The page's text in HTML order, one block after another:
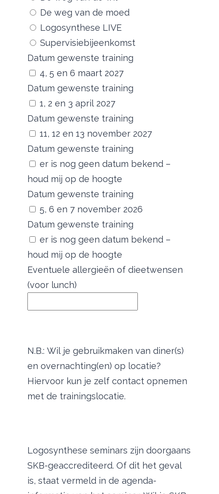
De weg van de moed
Logosynthese LIVE
Supervisiebijeenkomst
Datum gewenste training
4, 5 en 6 maart 2027
Datum gewenste training
1, 2 en 3 april 2027
Datum gewenste training
11, 12 en 13 november 2027
Datum gewenste training
er is nog geen datum bekend –
houd mij op de hoogte
Datum gewenste training
5, 6 en 7 november 2026
Datum gewenste training
er is nog geen datum bekend –
houd mij op de hoogte
Eventuele allergieën of dieetwensen
(voor lunch)
N.B.: Wil je gebruikmaken van diner(s)
en overnachting(en) op locatie?
Hiervoor kun je zelf contact opnemen
met de trainingslocatie.
Logosynthese seminars zijn doorgaans
SKB-geaccrediteerd. Of dit het geval
is, staat vermeld in de agenda-